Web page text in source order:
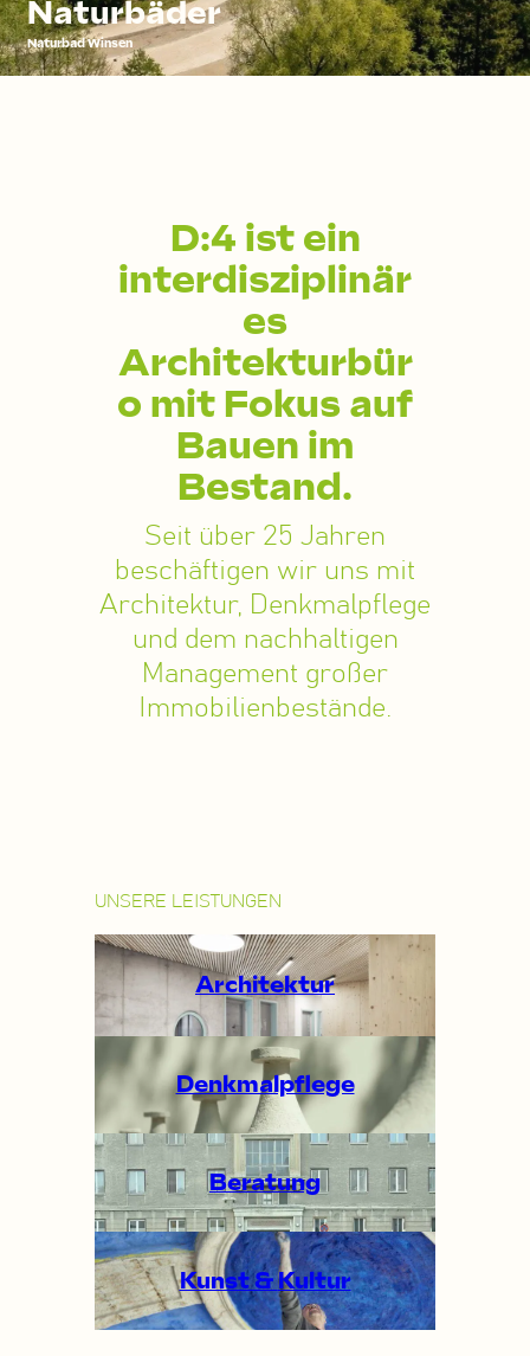
Naturbäder
Naturbad Winsen
D:4 ist ein
interdisziplinär
es
Architekturbür
o mit Fokus auf
Bauen im
Bestand.
Seit über 25 Jahren
beschäftigen wir uns mit
Architektur, Denkmalpflege
und dem nachhaltigen
Management großer
Immobilienbestände.
UNSERE LEISTUNGEN
Architektur
Denkmalpflege
Beratung
Kunst &Kultur